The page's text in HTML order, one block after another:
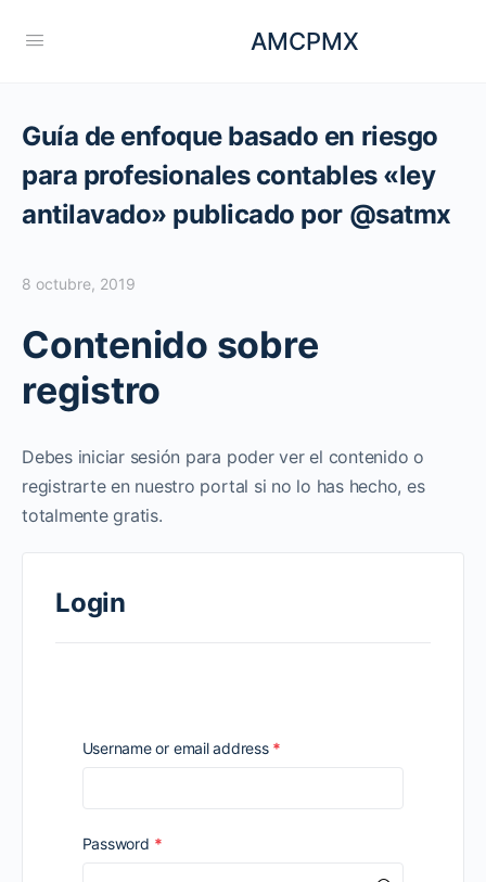
AMCPMX
Guía de enfoque basado en riesgo
para profesionales contables «ley
antilavado» publicado por @satmx
8 octubre, 2019
Contenido sobre
registro
Debes iniciar sesión para poder ver el contenido o
registrarte en nuestro portal si no lo has hecho, es
totalmente gratis.
Login
Username or email address *
Password *Required